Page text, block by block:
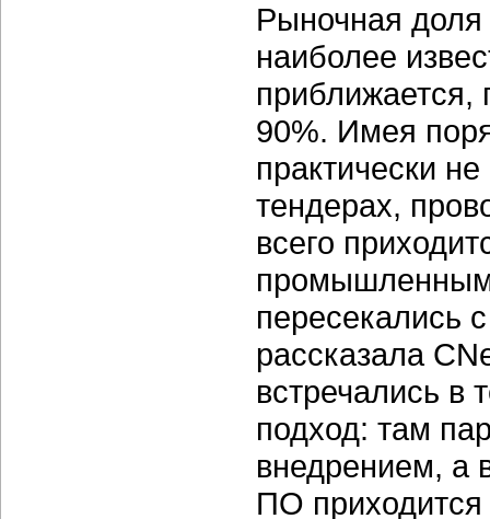
Рыночная доля
наиболее
90%. Имея
практически
тендерах,
всего
пересекались
рассказала
встречались в
подход: там
внедрением, а
ПО